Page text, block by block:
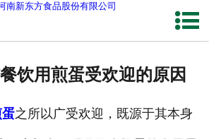
饮用煎蛋受欢迎的原因
之所以广受欢迎，既源于其本身